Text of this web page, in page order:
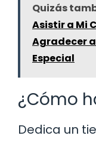
Quizás
Asistir a Mi
Agradecer
Especial
¿Cómo
Dedica un